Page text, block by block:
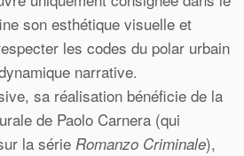
son esthétique visuelle et
les codes du polar urbain
narrative.
sa réalisation bénéficie de la
de Paolo Carnera (qui
la série Romanzo Criminale),